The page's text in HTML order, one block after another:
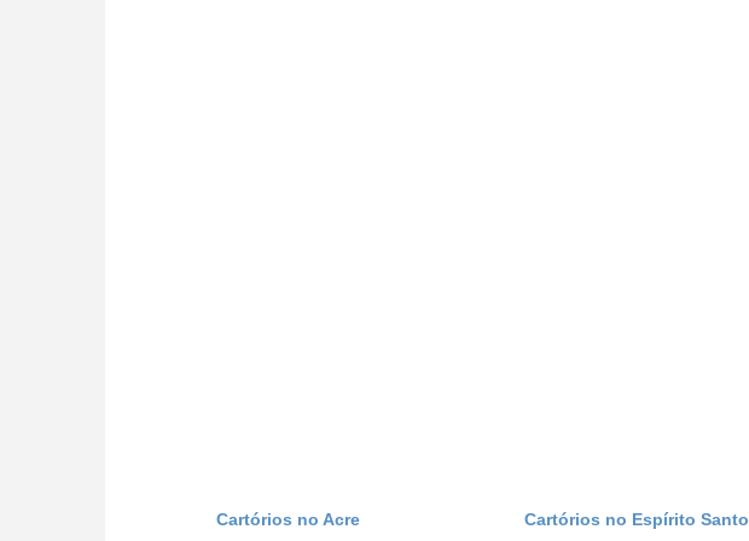
Cartórios no Acre Cartórios no Espírito Santo